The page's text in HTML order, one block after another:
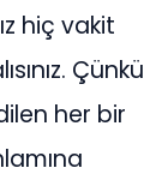
hiç vakit
Çünkü
her bir